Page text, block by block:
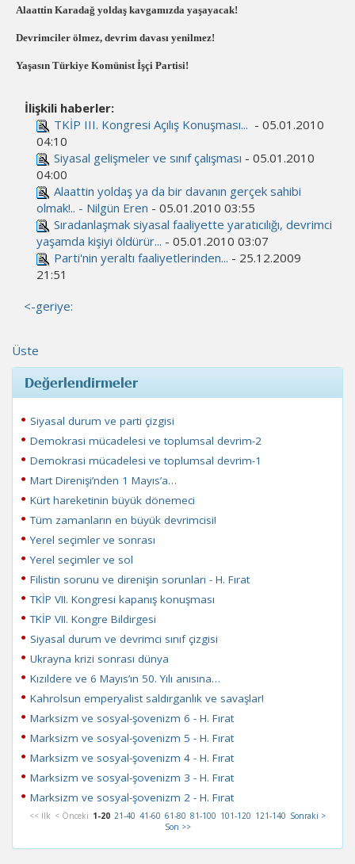
Alaattin Karadağ yoldaş kavgamızda yaşayacak!
Devrimciler ölmez, devrim davası yenilmez!
Yaşasın Türkiye Komünist İşçi Partisi!
İlişkili haberler:
TKİP III. Kongresi Açılış Konuşması... - 05.01.2010
04:10
Siyasal gelişmeler ve sınıf çalışması - 05.01.2010
04:00
Alaattin yoldaş ya da bir davanın gerçek sahibi
olmak!.. - Nilgün Eren - 05.01.2010 03:55
Sıradanlaşmak siyasal faaliyette yaratıcılığı, devrimci
yaşamda kişiyi öldürür... - 05.01.2010 03:07
Parti'nin yeraltı faaliyetlerinden... - 25.12.2009
21:51
<-geriye:
Üste
Değerlendirmeler
Siyasal durum ve parti çizgisi
Demokrasi mücadelesi ve toplumsal devrim-2
Demokrasi mücadelesi ve toplumsal devrim-1
Mart Direnişi’nden 1 Mayıs’a…
Kürt hareketinin büyük dönemeci
Tüm zamanların en büyük devrimcisi!
Yerel seçimler ve sonrası
Yerel seçimler ve sol
Filistin sorunu ve direnişin sorunları - H. Fırat
TKİP VII. Kongresi kapanış konuşması
TKİP VII. Kongre Bildirgesi
Siyasal durum ve devrimci sınıf çizgisi
Ukrayna krizi sonrası dünya
Kızıldere ve 6 Mayıs’ın 50. Yılı anısına…
Kahrolsun emperyalist saldırganlık ve savaşlar!
Marksizm ve sosyal-şovenizm 6 - H. Fırat
Marksizm ve sosyal-şovenizm 5 - H. Fırat
Marksizm ve sosyal-şovenizm 4 - H. Fırat
Marksizm ve sosyal-şovenizm 3 - H. Fırat
Marksizm ve sosyal-şovenizm 2 - H. Fırat
<< İlk < Önceki 1-20 21-40 41-60 61-80 81-100 101-120 121-140 Sonraki >
Son >>